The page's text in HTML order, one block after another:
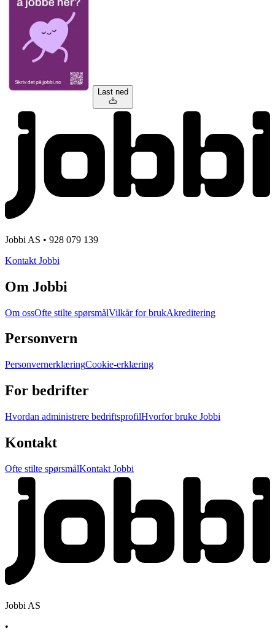
Last ned
Jobbi AS • 928 079 139
Kontakt Jobbi
Om Jobbi
Om ossOfte stilte spørsmålVilkår for brukAkreditering
Personvern
PersonvernerklæringCookie-erklæring
For bedrifter
Hvordan administrere bedriftsprofilHvorfor bruke Jobbi
Kontakt
Ofte stilte spørsmålKontakt Jobbi
Jobbi AS
•